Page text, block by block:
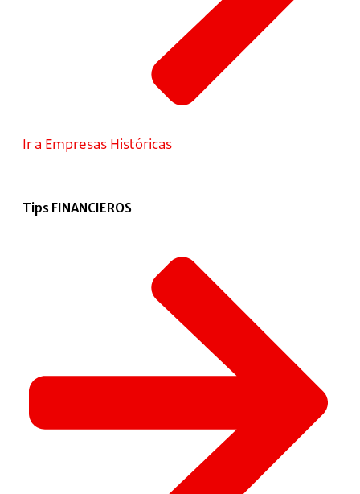
Ir a Empresas Históricas
Tips FINANCIEROS